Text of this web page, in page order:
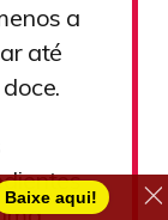
a
até
Baixe aqui!